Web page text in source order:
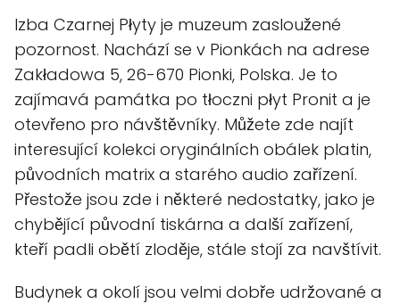
Izba Czarnej Płyty je muzeum zasloužené
pozornost. Nachází se v Pionkách na adrese
Zakładowa 5, 26-670 Pionki, Polska. Je to
zajímavá památka po tłoczni płyt Pronit a je
otevřeno pro návštěvníky. Můžete zde najít
interesující kolekci oryginálních obálek platin,
původních matrix a starého audio zařízení.
Přestože jsou zde i některé nedostatky, jako je
chybějící původní tiskárna a další zařízení,
kteří padli obětí zloděje, stále stojí za navštívit.
Budynek a okolí jsou velmi dobře udržované a